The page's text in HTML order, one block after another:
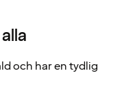
och har en tydlig